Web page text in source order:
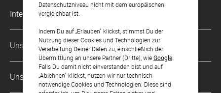
Datenschutzniveau nicht mit dem europäischen
vergleichbar ist.
Indem Du auf „Erlauben“ klickst, stimmst Du der
Nutzung dieser Cookies und Technologien zur
Verarbeitung Deiner Daten zu, einschließlich der
Übermittlung an unsere Partner (Dritte), wieGoogle
Falls Du damit nicht einverstanden bist und auf
„Ablehnen“ klickst, nutzen wir nur technisch
notwendige Cookies und Technologien. Diese sind
Impressum
AGB & Widerrufsrecht
Zahlung & Versand
Datenschutz
Barrierefreiheitserklärung
Musterkarten
Digitale Gästelisten
FAQ & Hilfe
International
Österreich
Schweiz
Frankreich
Unsere Zahlungsarten
Unsere Partner